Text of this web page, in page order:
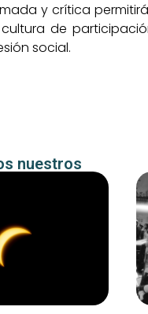
y crítica
de
social.
nuestros